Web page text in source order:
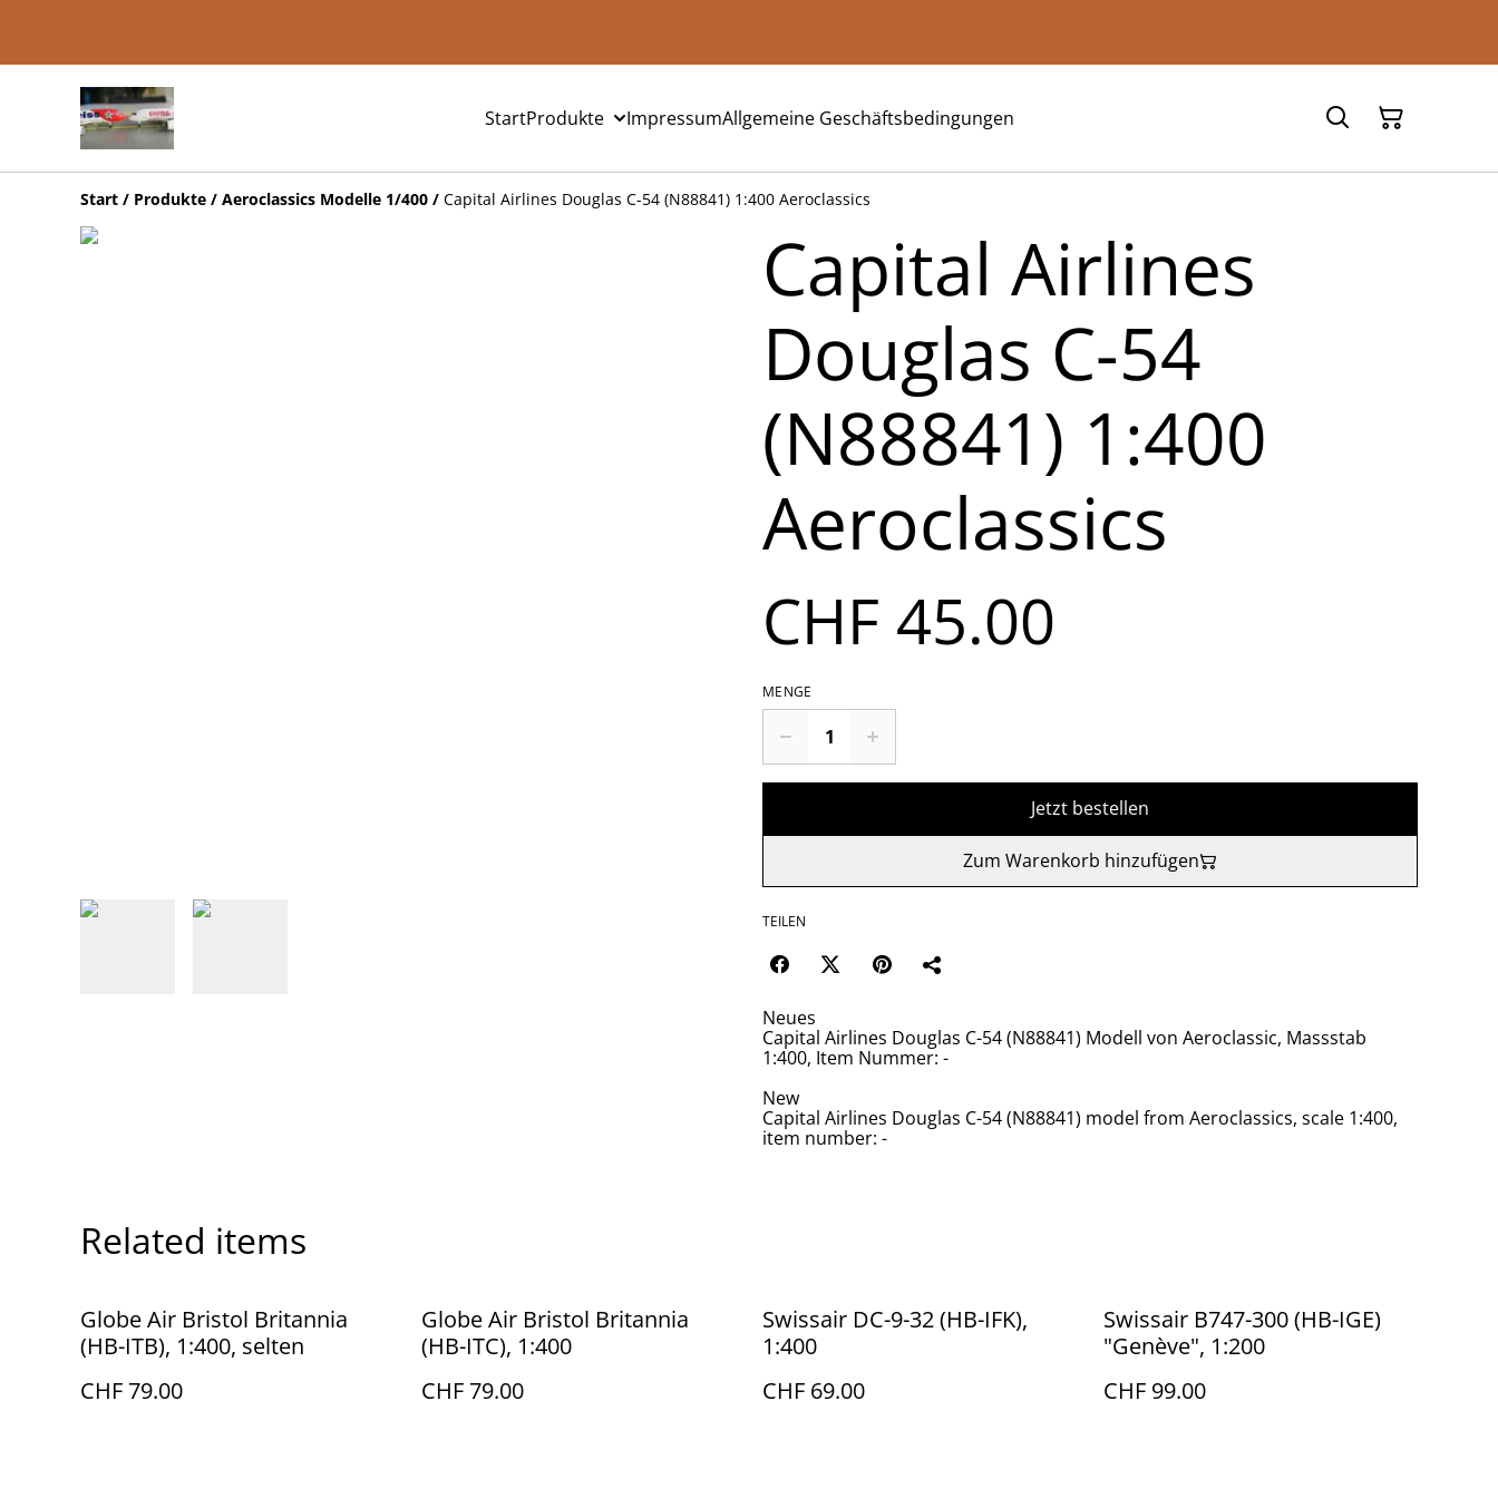
StartProdukte ImpressumAllgemeine Geschäftsbedingungen
Start / Produkte / Aeroclassics Modelle 1/400 / Capital Airlines Douglas C-54 (N88841) 1:400 Aeroclassics
Capital Airlines
Douglas C-54
(N88841) 1:400
Aeroclassics
CHF 45.00
MENGE
Jetzt bestellen
Zum Warenkorb hinzufügen
TEILEN
Neues
Capital Airlines Douglas C-54 (N88841) Modell von Aeroclassic, Massstab
1:400, Item Nummer: -
New
Capital Airlines Douglas C-54 (N88841) model from Aeroclassics, scale 1:400,
item number: -
Related items
Globe Air Bristol Britannia
(HB-ITB), 1:400, selten
CHF 79.00
Globe Air Bristol Britannia
(HB-ITC), 1:400
CHF 79.00
Swissair DC-9-32 (HB-IFK),
1:400
CHF 69.00
Swissair B747-300 (HB-IGE)
"Genève", 1:200
CHF 99.00